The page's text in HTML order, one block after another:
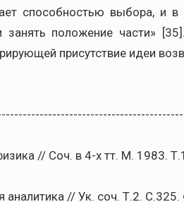
способностью выбора, и в
занять положение части»
присутствие идеи
// Соч. в 4-х тт. М. 1983.
аналитика // Ук. соч. Т.2.